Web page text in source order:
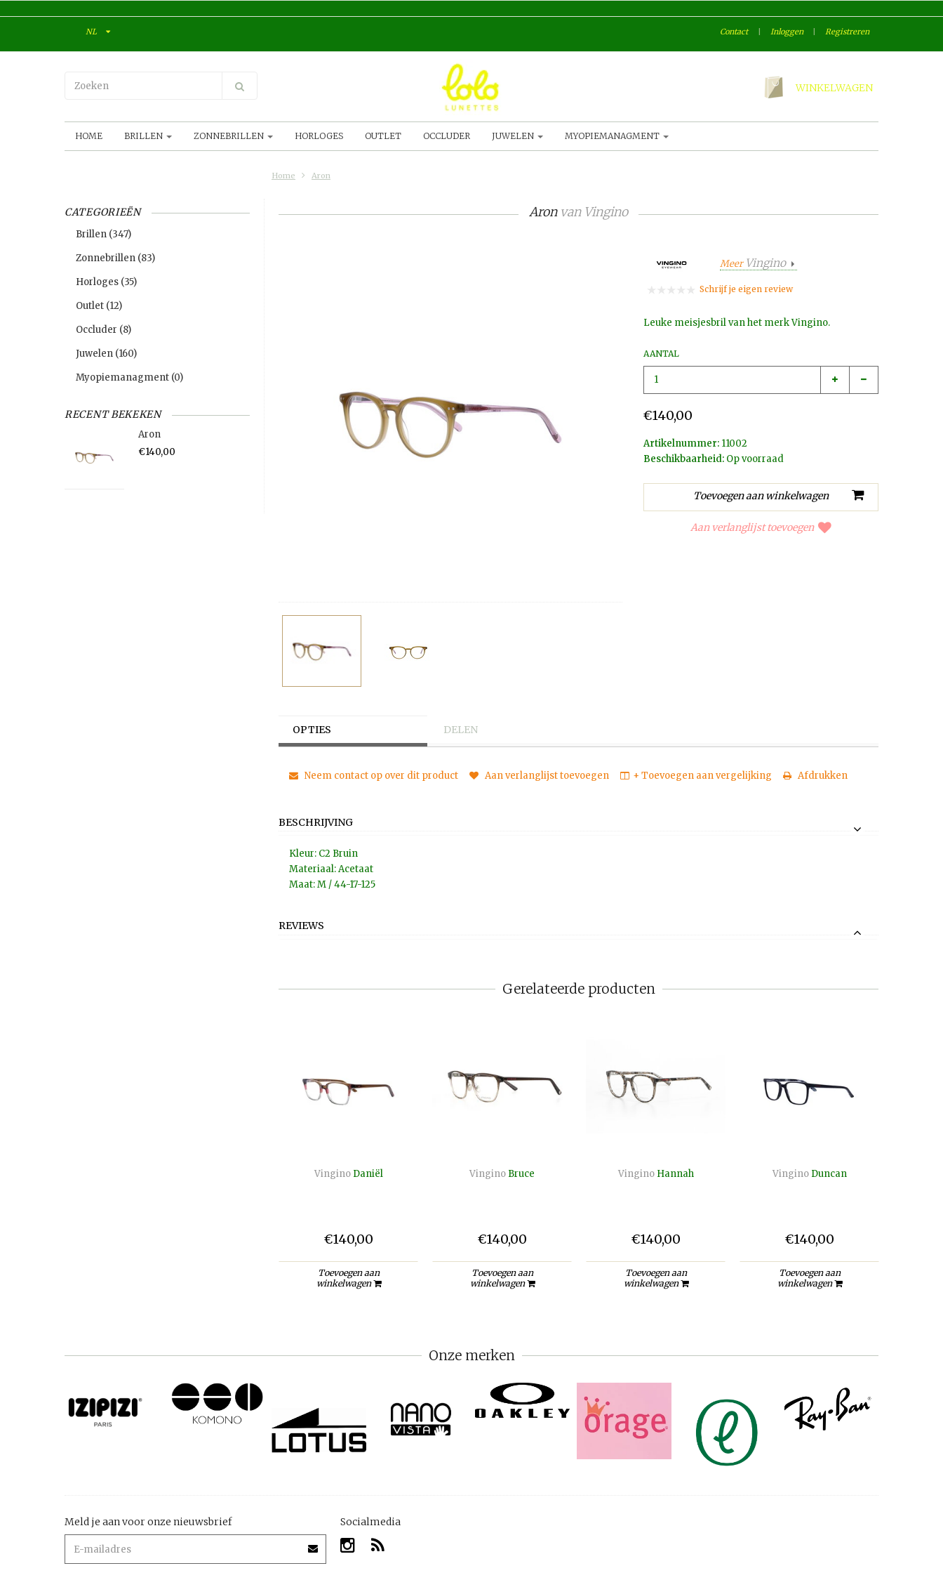
NL Contact Inloggen Registreren
WINKELWAGEN
HOME BRILLEN ZONNEBRILLEN HORLOGES OUTLET OCCLUDER JUWELEN MYOPIEMANAGMENT
Home Aron
CATEGORIEËN
Brillen (347)
Zonnebrillen (83)
Horloges (35)
Outlet (12)
Occluder (8)
Juwelen (160)
Myopiemanagment (0)
RECENT BEKEKEN
Aron
€140,00
Aron van Vingino
Meer Vingino
Schrijf je eigen review
Leuke meisjesbril van het merk Vingino.
AANTAL
€140,00
Artikelnummer: 11002
Beschikbaarheid: Op voorraad
Aan verlanglijst toevoegen
OPTIES DELEN
Neem contact op over dit product Aan verlanglijst toevoegen + Toevoegen aan vergelijking Afdrukken
BESCHRIJVING
Kleur: C2 Bruin
Materiaal: Acetaat
Maat: M / 44-17-125
REVIEWS
Gerelateerde producten
Vingino Daniël
€140,00
Toevoegen aan
winkelwagen
Vingino Bruce
€140,00
Toevoegen aan
winkelwagen
Vingino Hannah
€140,00
Toevoegen aan
winkelwagen
Vingino Duncan
€140,00
Toevoegen aan
winkelwagen
Onze merken
Meld je aan voor onze nieuwsbrief Socialmedia